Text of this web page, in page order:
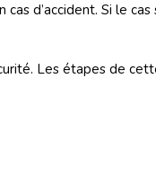
d’accident. Si le
Les étapes de